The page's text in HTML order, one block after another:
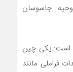
جاسوسان
است: یکی چین
فراملی مانند